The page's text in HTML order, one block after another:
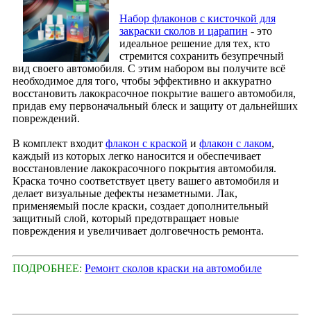
Набор флаконов с кисточкой для
закраски сколов и царапин - это
идеальное решение для тех, кто
стремится сохранить безупречный
вид своего автомобиля. С этим набором вы получите всё
необходимое для того, чтобы эффективно и аккуратно
восстановить лакокрасочное покрытие вашего автомобиля,
придав ему первоначальный блеск и защиту от дальнейших
повреждений.
В комплект входит флакон с краской и флакон с лаком,
каждый из которых легко наносится и обеспечивает
восстановление лакокрасочного покрытия автомобиля.
Краска точно соответствует цвету вашего автомобиля и
делает визуальные дефекты незаметными. Лак,
применяемый после краски, создает дополнительный
защитный слой, который предотвращает новые
повреждения и увеличивает долговечность ремонта.
ПОДРОБНЕЕ: Ремонт сколов краски на автомобиле